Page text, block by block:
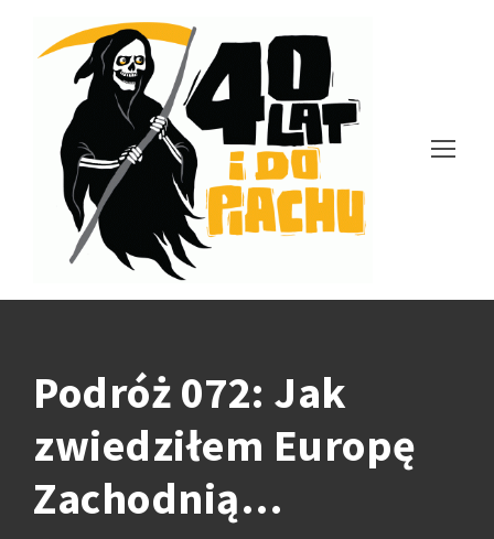
Podróż 072: Jak
zwiedziłem Europę
Zachodnią…